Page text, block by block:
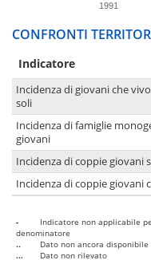
1991
CONFRONTI
Indicatore
Incidenza di giovani che
soli
Incidenza di famiglie
giovani
Incidenza di coppie giovani
Incidenza di coppie giovani
-
Indicatore non applicabile
denominatore
..
Dato non ancora disponibile
...
Dato non rilevato